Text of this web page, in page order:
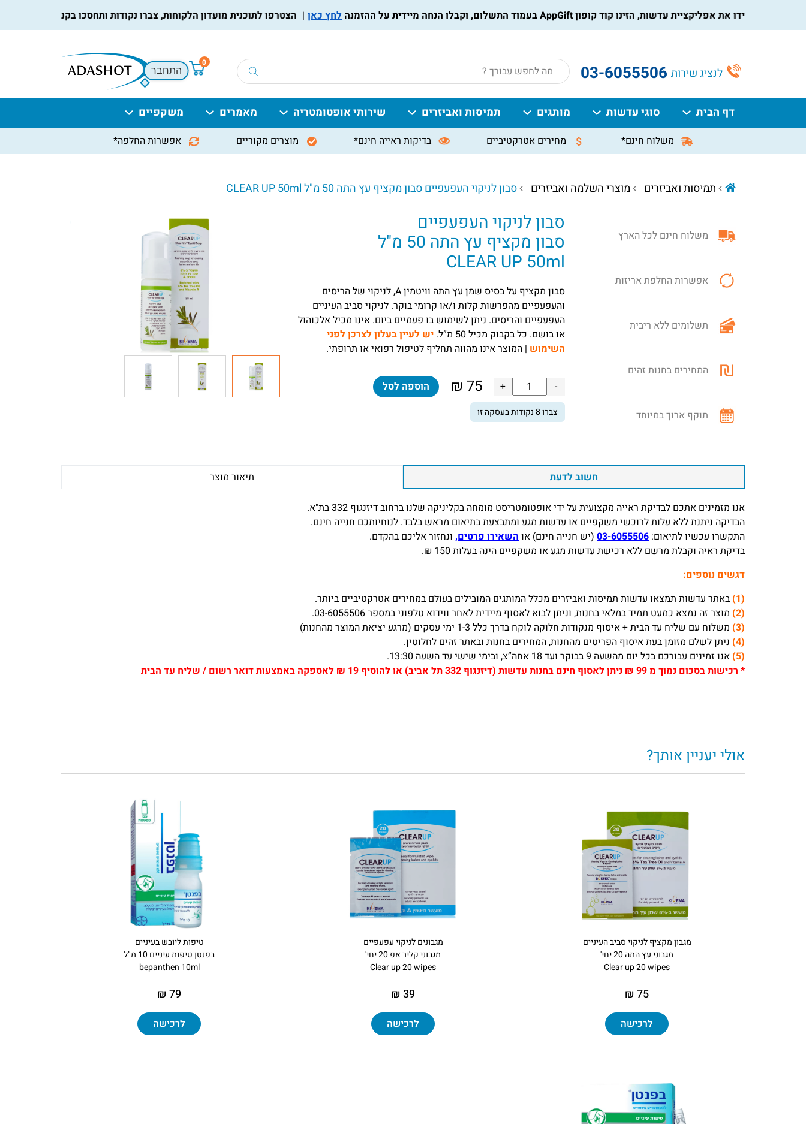
הורידו את אפליקציית עדשות, הזינו קוד קופון AppGift בעמוד התשלום, וקבלו הנחה מיידית על ההזמנה לחץ כאן הצטרפו לתוכנית מועדון הלקוחות, צברו נקודות ותחסכו בקניות הבאות, למידע
לנציג שירות 03-6055506
Products
search
0
התחבר
דף הבית סוגי עדשות מותגים תמיסות ואביזרים שירותי אופטומטריה מאמרים משקפיים
משלוח חינם* מחירים אטרקטיביים בדיקות ראייה חינם* מוצרים מקוריים אפשרות החלפה*
תמיסות ואביזרים מוצרי השלמה ואביזרים סבון לניקוי העפעפיים סבון‏ ‏מקציף עץ התה 50 מ"ל CLEAR UP 50ml
משלוח חינם לכל הארץ
אפשרות החלפת אריזות
תשלומים ללא ריבית
המחירים בחנות זהים
תוקף ארוך במיוחד
סבון לניקוי העפעפיים
סבון‏ ‏מקציף עץ התה 50 מ"ל
CLEAR UP 50ml
סבון מקציף על בסיס שמן עץ התה וויטמין A, לניקוי של הריסים
והעפעפיים מהפרשות קלות ו/או קרומי בוקר. לניקוי סביב העיניים
העפעפיים והריסים. ניתן לשימוש בו פעמיים ביום. אינו מכיל אלכוהול
או בושם. כל בקבוק מכיל 50 מ”ל.
יש לעיין בעלון לצרכן לפני
השימוש | המוצר אינו מהווה תחליף לטיפול רפואי או תרופתי.
-
כמות
של
סבון
‏מקציף
עץ
50
מ"ל
CLEAR
UP
+
75
₪ הוספה לסל
צברו8נקודות בעסקה זו
חשוב לדעת תיאור מוצר
אנו מזמינים אתכם לבדיקת ראייה מקצועית על ידי אופטומטריסט מומחה בקליניקה שלנו ברחוב דיזנגוף 332 בת"א.
הבדיקה ניתנת ללא עלות לרוכשי משקפיים או עדשות מגע ומתבצעת בתיאום מראש בלבד. לנוחיותכם חנייה חינם.
התקשרו עכשיו לתיאום: 03-6055506 (יש חנייה חינם) אוהשאירו פרטים, ונחזור אליכם בהקדם.
בדיקת ראיה וקבלת מרשם ללא רכישת עדשות מגע או משקפיים הינה בעלות 150 ₪.
דגשים נוספים:
(1)
באתר עדשות תמצאו עדשות תמיסות ואביזרים מכלל המותגים המובילים בעולם במחירים אטרקטיביים ביותר.
(2)
מוצר זה נמצא כמעט תמיד במלאי בחנות, וניתן לבוא לאסוף מיידית לאחר ווידוא טלפוני במספר 03-6055506.
(3)
משלוח עם שליח עד הבית + איסוף מנקודות חלוקה לוקח בדרך כלל 1-3 ימי עסקים (מרגע יציאת המוצר מהחנות)
(4)
ניתן לשלם מזומן בעת איסוף הפריטים מהחנות, המחירים בחנות ובאתר זהים לחלוטין.
(5)
אנו זמינים עבורכם בכל יום מהשעה 9 בבוקר ועד 18 אחה”צ, ובימי שישי עד השעה 13:30.
* רכישות בסכום נמוך מ 99 ₪ ניתן לאסוף חינם בחנות עדשות (דיזנגוף 332 תל אביב) או להוסיף 19 ₪ לאספקה באמצעות דואר רשום / שליח עד הבית
אולי יעניין אותך?
מגבון מקציף לניקוי סביב העיניים
מגבוני עץ התה 20 יחי'
Clear up 20 wipes
75 ₪
לרכישה
מגבונים‏ ‏לניקוי‏ ‏עפעפיים
מגבוני קליר אפ 20 יחי'
Clear up 20 wipes
39 ₪
לרכישה
טיפות ליובש בעיניים
בפנטן טיפות עיניים 10 מ"ל
bepanthen 10ml
79 ₪
לרכישה